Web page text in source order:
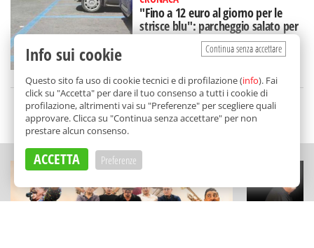
"Fino a 12 euro al giorno per le
strisce blu": parcheggio salato per
chi ha casa a Barcarello
diGabriella Di Carlo
SCELTO DA BALARM
Continua senza accettare
Info sui cookie
Questo sito fa uso di cookie tecnici e di profilazione (info). Fai
click su "Accetta" per dare il tuo consenso a tutti i cookie di
profilazione, altrimenti vai su "Preferenze" per scegliere quali
approvare. Clicca su "Continua senza accettare" per non
prestare alcun consenso.
ACCETTA Preferenze